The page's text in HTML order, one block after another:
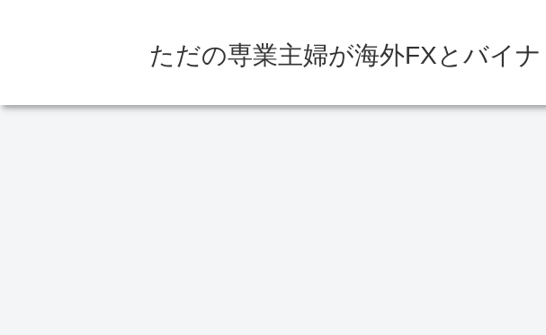
ただの専業主婦が海外FXとバイ